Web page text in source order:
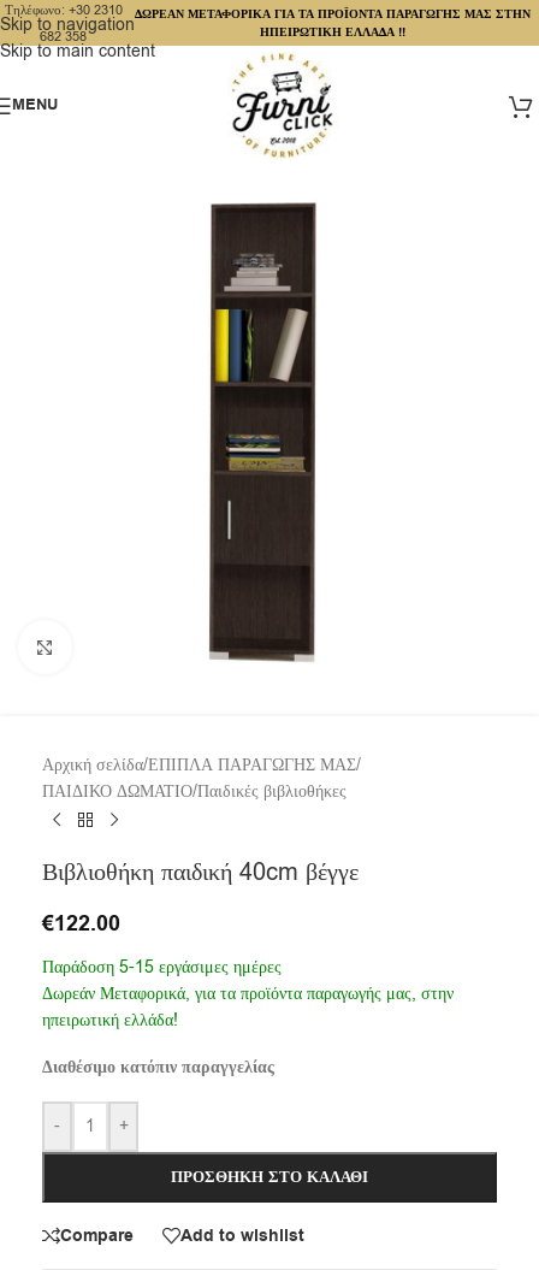
Skip to navigation
Skip to main content
Τηλέφωνο: +30 2310
682 358
ΔΩΡΕΑΝ ΜΕΤΑΦΟΡΙΚΑ ΓΙΑ ΤΑ ΠΡΟΪΟΝΤΑ ΠΑΡΑΓΩΓΗΣ ΜΑΣ ΣΤΗΝ
ΗΠΕΙΡΩΤΙΚΗ ΕΛΛΑΔΑ !!
MENU
Αρχική σελίδα/ΕΠΙΠΛΑ ΠΑΡΑΓΩΓΗΣ ΜΑΣ/
ΠΑΙΔΙΚΟ ΔΩΜΑΤΙΟ/Παιδικές βιβλιοθήκες
Βιβλιοθήκη παιδική 40cm βέγγε
€122.00
Παράδοση 5-15 εργάσιμες ημέρες
Δωρεάν Μεταφορικά, για τα προϊόντα παραγωγής μας, στην
ηπειρωτική ελλάδα!
Διαθέσιμο κατόπιν παραγγελίας
- +
ΠΡΟΣΘΉΚΗ ΣΤΟ ΚΑΛΆΘΙ
Compare Add to wishlist